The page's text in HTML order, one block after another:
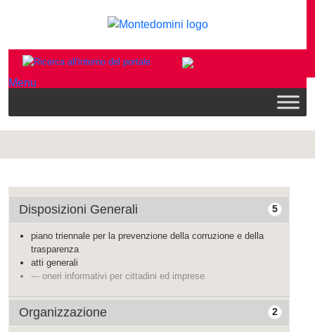
Menu
5
Disposizioni Generali
piano triennale per la prevenzione della corruzione e della
trasparenza
atti generali
--- oneri informativi per cittadini ed imprese
2
Organizzazione